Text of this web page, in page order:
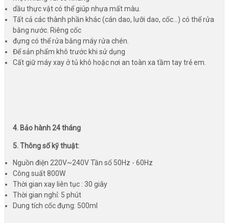
dầu thực vật có thể giúp nhựa mất màu.
Tất cả các thành phần khác (cán dao, lưỡi dao, cốc...) có thể rửa
bằng nước. Riêng cốc
đựng có thể rửa bằng máy rửa chén.
Để sản phẩm khô trước khi sử dụng
Cất giữ máy xay ở tủ khô hoặc nơi an toàn xa tầm tay trẻ em.
4. Bảo hành 24 tháng
5. Thông số kỹ thuật:
Nguồn điện 220V~240V Tần số 50Hz - 60Hz
Công suất 800W
Thời gian xay liên tục : 30 giây
Thời gian nghỉ: 5 phút
Dung tích cốc đựng: 500ml